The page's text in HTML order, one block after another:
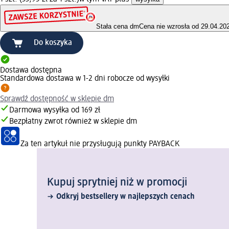
Stała cena dmCena nie wzrosła od
Do koszyka
Dostawa dostępna
Standardowa dostawa w 1-2 dni robocze od wysyłki
Sprawdź dostępność w sklepie dm
Darmowa wysyłka od 169 zł
Bezpłatny zwrot również w sklepie dm
Za ten artykuł nie przysługują punkty PAYBACK
Kupuj sprytniej niż w promocji
Odkryj bestsellery w najlepszych cenach